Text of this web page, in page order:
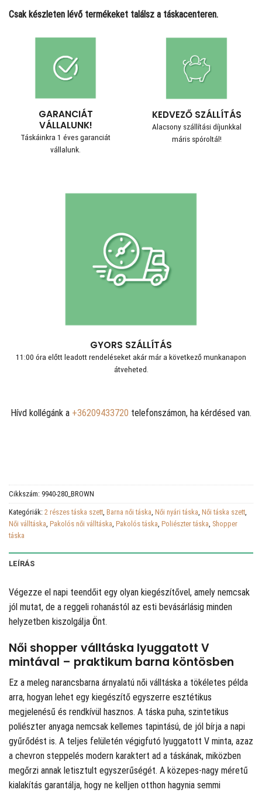
Csak készleten lévő termékeket találsz a táskacenteren.
GARANCIÁT
VÁLLALUNK!
Táskáinkra 1 éves garanciát
vállalunk.
KEDVEZŐ SZÁLLÍTÁS
Alacsony szállítási díjunkkal
máris spóroltál!
GYORS SZÁLLÍTÁS
11:00 óra előtt leadott rendeléseket akár már a következő munkanapon
átveheted.
Hívd kollégánk a +36209433720 telefonszámon, ha kérdésed van.
Cikkszám: 9940-280_BROWN
Kategóriák: 2 részes táska szett, Barna női táska, Női nyári táska, Női táska szett,
Női válltáska, Pakolós női válltáska, Pakolós táska, Poliészter táska, Shopper
táska
LEÍRÁS
Végezze el napi teendőit egy olyan kiegészítővel, amely nemcsak
jól mutat, de a reggeli rohanástól az esti bevásárlásig minden
helyzetben kiszolgálja Önt.
Női shopper válltáska lyuggatott V
mintával – praktikum barna köntösben
Ez a meleg narancsbarna árnyalatú női válltáska a tökéletes példa
arra, hogyan lehet egy kiegészítő egyszerre esztétikus
megjelenésű és rendkívül hasznos. A táska puha, szintetikus
poliészter anyaga nemcsak kellemes tapintású, de jól bírja a napi
gyűrődést is. A teljes felületén végigfutó lyuggatott V minta, azaz
a chevron steppelés modern karaktert ad a táskának, miközben
megőrzi annak letisztult egyszerűségét. A közepes-nagy méretű
kialakítás garantálja, hogy ne kelljen otthon hagynia semmi